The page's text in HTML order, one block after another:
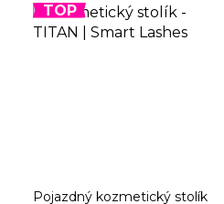
TOP
Pojazdný kozmetický stolík